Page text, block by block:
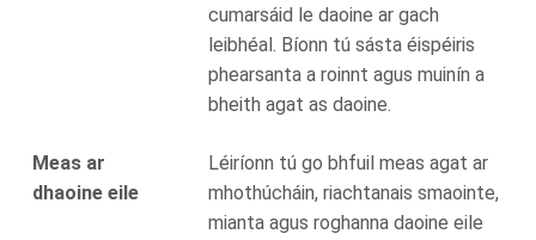
cumarsáid le daoine ar gach
leibhéal. Bíonn tú sásta éispéiris
phearsanta a roinnt agus muinín a
bheith agat as daoine.
Meas ar
dhaoine eile
Léiríonn tú go bhfuil meas agat ar
mhothúcháin, riachtanais smaointe,
mianta agus roghanna daoine eile